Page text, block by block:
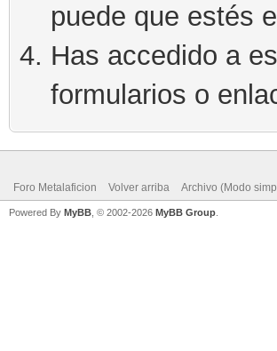
puede que estés
Has accedido a
formularios o
Foro Metalaficion Volver arriba Archivo (Modo
Powered By MyBB , © 2002-2026 MyBB Group